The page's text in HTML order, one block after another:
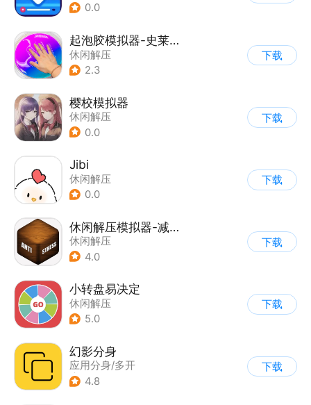
0.0
起泡胶模拟器-史莱姆
休闲解压
2.3
下载
樱校模拟器
休闲解压
0.0
下载
Jibi
休闲解压
0.0
下载
休闲解压模拟器-减压屏幕
休闲解压
4.0
下载
小转盘易决定
休闲解压
5.0
下载
幻影分身
应用分身/多开
| 休闲解压
4.8
下载